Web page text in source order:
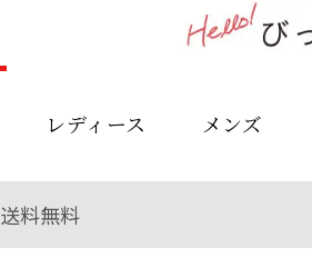
レディース メンズ
送料無料